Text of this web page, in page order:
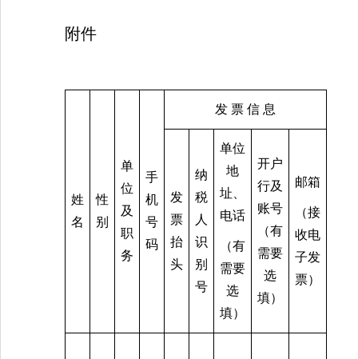
附件
姓
名
性
别
单
位
及
职
务
手
机
号
码
发 票 信 息
发
票
抬
头
纳
税
人
识
别
号
单位
地
址、
电话
（有
需要
选
填）
开户
行及
账号
（有
需要
选
填）
邮箱
（接
收电
子发
票）